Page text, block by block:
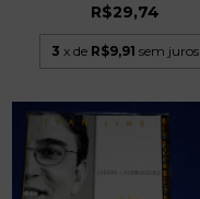
R$29,74
3 x de R$9,91 sem juros